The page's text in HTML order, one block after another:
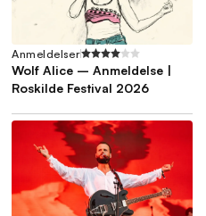
Anmeldelser
Wolf Alice – Anmeldelse |
Roskilde Festival 2026